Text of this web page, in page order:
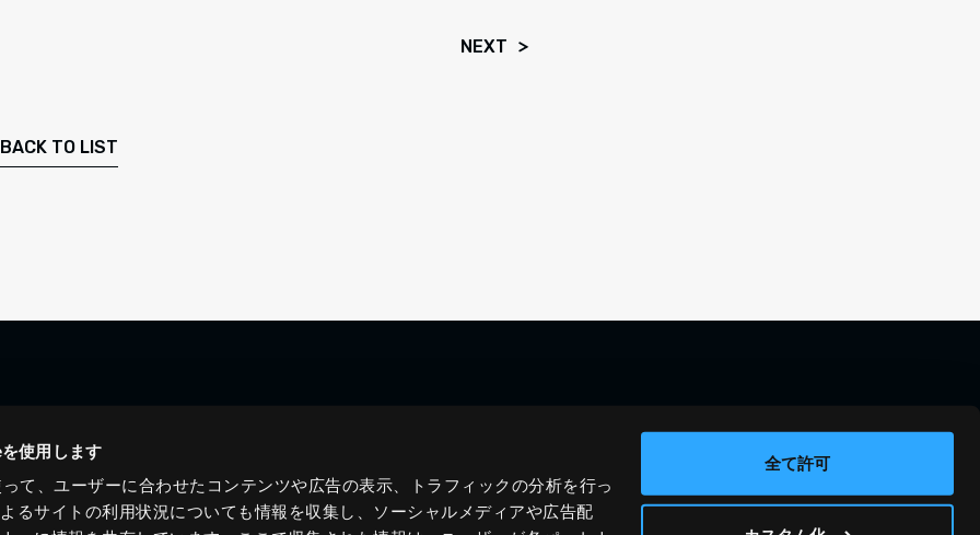
使用します
て、ユーザーに合わせたコンテンツや広告の表示、トラフィックの分析を行っ
るサイトの利用状況についても情報を収集し、ソーシャルメディアや広告配
全て許可
NEXT
BACK TO LIST
ブログ
ニュース
問い合わせ
運営会社
プライバシーポリシー